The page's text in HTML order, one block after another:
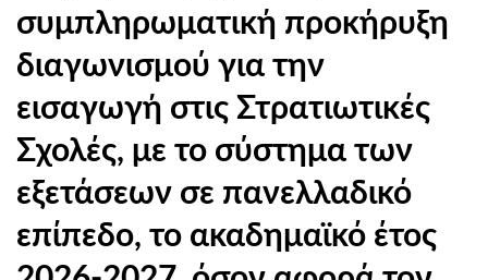
συμπληρωματική προκήρυξη
διαγωνισμού για την
εισαγωγή στις Στρατιωτικές
Σχολές, με το σύστημα των
εξετάσεων σε πανελλαδικό
επίπεδο, το ακαδημαϊκό έτος